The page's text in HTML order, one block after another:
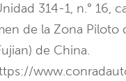
314-1, n.° 16,
de la Zona Piloto
de China.